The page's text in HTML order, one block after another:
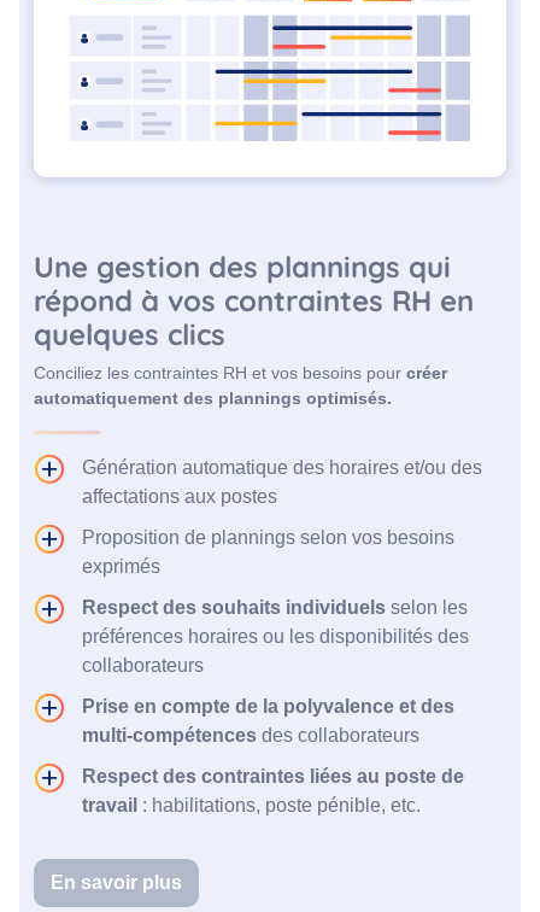
Une gestion des plannings qui
répond à vos contraintes RH en
quelques clics
Conciliez les contraintes RH et vos besoins pour créer
automatiquement des plannings optimisés.
Génération automatique des horaires et/ou des
affectations aux postes
Proposition de plannings selon vos besoins
exprimés
Respect des souhaits individuels selon les
préférences horaires ou les disponibilités des
collaborateurs
Prise en compte de la polyvalence et des
multi-compétences des collaborateurs
Respect des contraintes liées au poste de
travail : habilitations, poste pénible, etc.
En savoir plus